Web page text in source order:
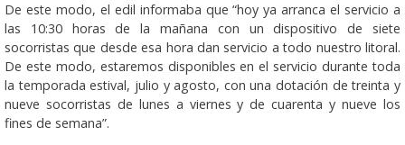
De este modo, el edil informaba que “hoy ya arranca el servicio a
las 10:30 horas de la mañana con un dispositivo de siete
socorristas que desde esa hora dan servicio a todo nuestro litoral.
De este modo, estaremos disponibles en el servicio durante toda
la temporada estival, julio y agosto, con una dotación de treinta y
nueve socorristas de lunes a viernes y de cuarenta y nueve los
fines de semana”.